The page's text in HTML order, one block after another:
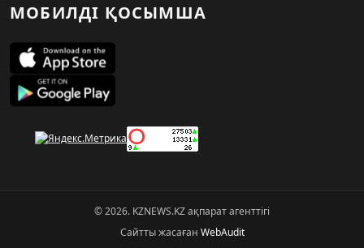
МОБИЛДІ ҚОСЫМША
© 2026. KZNEWS.KZ ақпарат агенттігі
Сайтты жасаған WebAudit